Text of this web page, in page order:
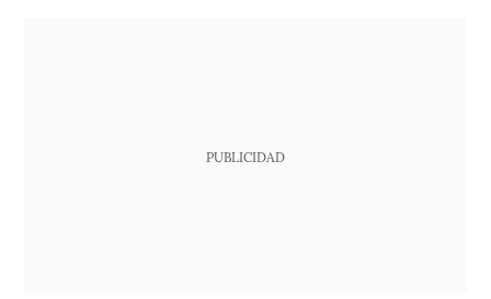
PUBLICIDAD